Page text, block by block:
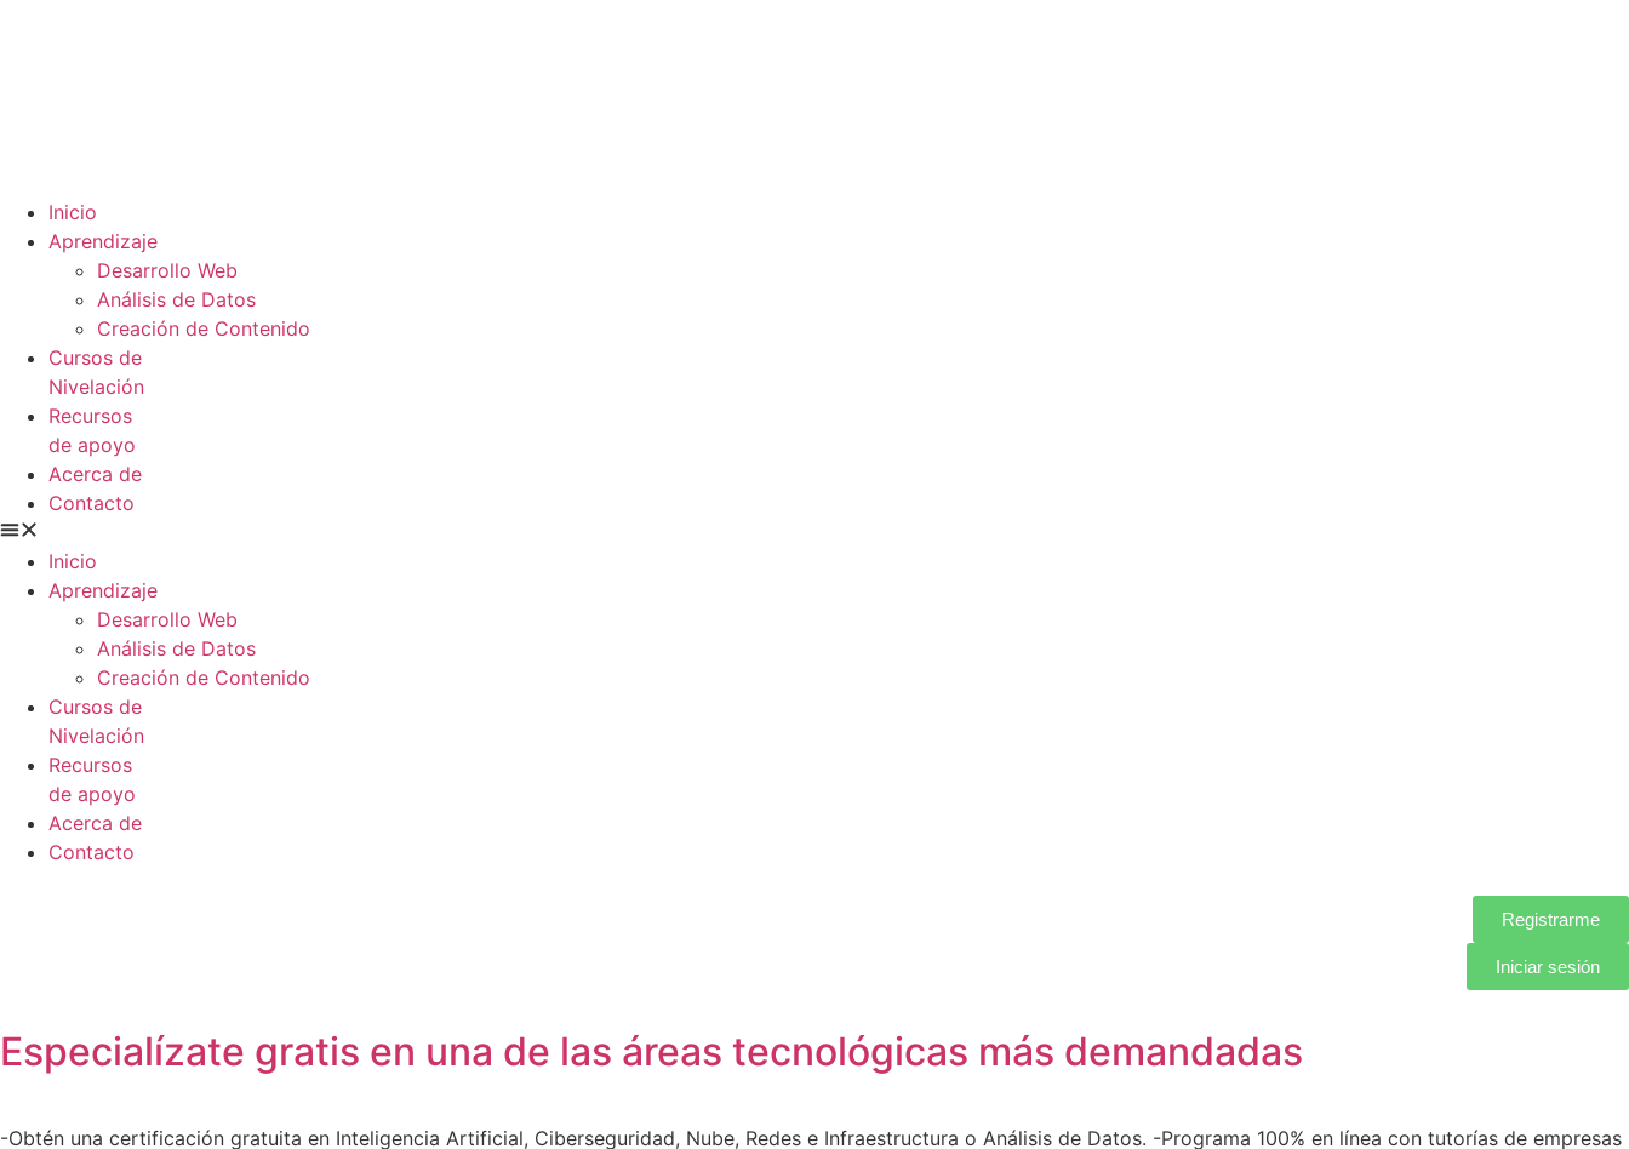
Inicio
Aprendizaje
Desarrollo Web
Análisis de Datos
Creación de Contenido
Cursos de
Nivelación
Recursos
de apoyo
Acerca de
Contacto
Inicio
Aprendizaje
Desarrollo Web
Análisis de Datos
Creación de Contenido
Cursos de
Nivelación
Recursos
de apoyo
Acerca de
Contacto
Registrarme
Iniciar sesión
Especialízate gratis en una de las áreas tecnológicas más demandadas
-Obtén una certificación gratuita en Inteligencia Artificial, Ciberseguridad, Nube, Redes e Infraestructura o Análisis de Datos. -Programa 100% en línea con tutorías de empresas